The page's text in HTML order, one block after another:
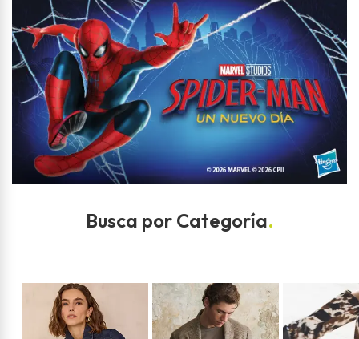
Busca por Categoría.